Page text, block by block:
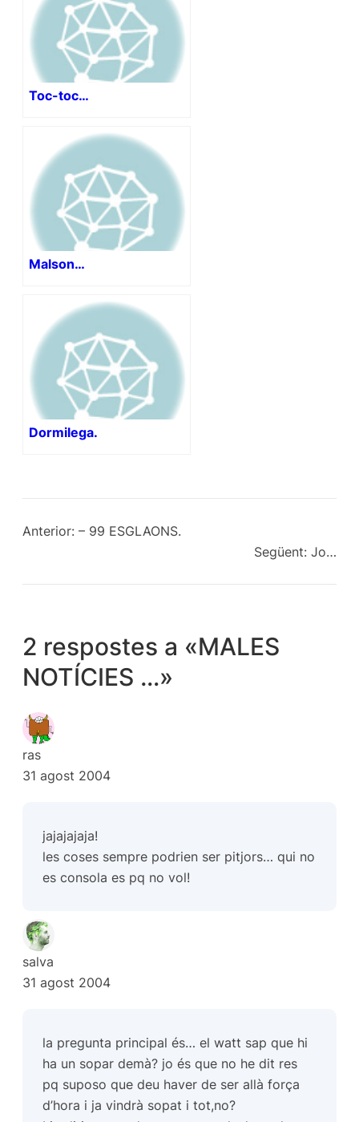
Toc-toc…
Malson…
Dormilega.
Anterior: – 99 ESGLAONS.
Següent: Jo…
2 respostes a «MALES
NOTÍCIES …»
ras
31 agost 2004
jajajajaja!
les coses sempre podrien ser pitjors… qui no
es consola es pq no vol!
salva
31 agost 2004
la pregunta principal és… el watt sap que hi
ha un sopar demà? jo és que no he dit res
pq suposo que deu haver de ser allà força
d’hora i ja vindrà sopat i tot,no?